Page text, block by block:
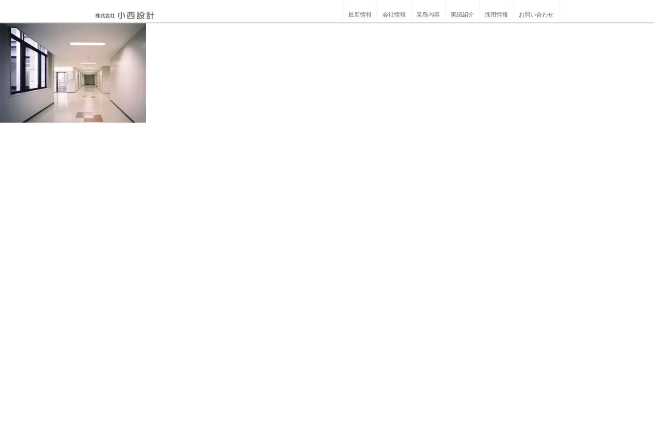
最新情報 会社情報 業務内容 実績紹介 採用情報 お問い合わせ